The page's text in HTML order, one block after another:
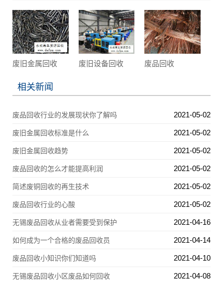
废旧金属回收 废旧设备回收 废品回收
相关新闻
废品回收行业的发展现状你了解吗 2021-05-02
废旧金属回收标准是什么 2021-05-02
废旧金属回收趋势 2021-05-02
废品回收的怎么才能提高利润 2021-05-02
简述废铜回收的再生技术 2021-05-02
废品回收行业的心酸 2021-05-02
无锡废品回收从业者需要受到保护 2021-04-16
如何成为一个合格的废品回收员 2021-04-14
废品回收小知识你们知道吗 2021-04-10
无锡废品回收小区废品如何回收 2021-04-08